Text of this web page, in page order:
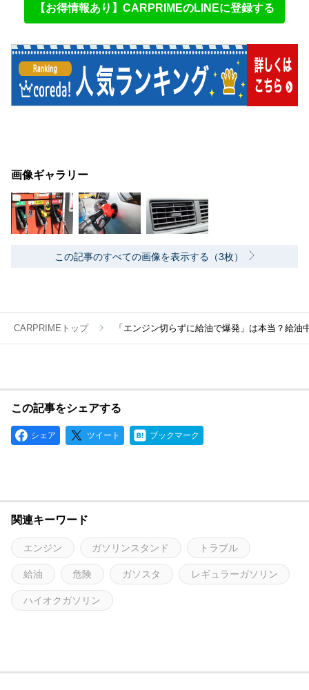
【お得情報あり】CARPRIMEのLINEに登録する
画像ギャラリー
この記事のすべての画像を表示する（3枚）
CARPRIMEトップ 「エンジン切らずに給油で爆発」は本当？給
この記事をシェアする
シェア ツイート ブックマーク
関連キーワード
エンジン ガソリンスタンド トラブル
給油 危険 ガソスタ レギュラーガソリン
ハイオクガソリン